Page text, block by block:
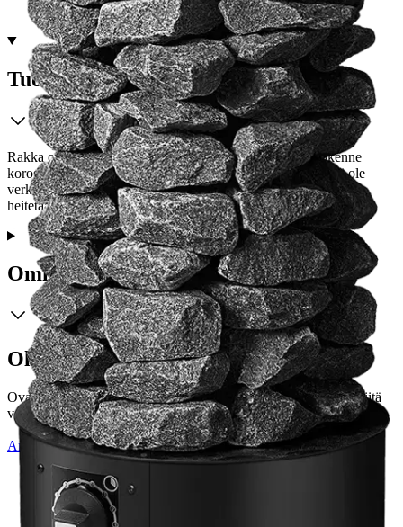
Ei saatavilla
Tuotekuvaus
Rakka on ainutlaatuinen designkiuas, jonka patentoitu rakenne
korostaa kiven luonnollista karheaa kauneutta. Kiukaassa ei ole
verkkoa lainkaan, löylypinta on välittömästi siinä, minne vesi
heitetään.
Ominaisuudet
Oletko tyytyväinen tuotetietoihin?
Ovatko tuotetiedot riittävät? Jos tuotetiedoissa on puutteita tai niitä
voisi muuten parantaa, anna palautetta.
Anna palautetta,Avautuu uuteen välilehteen
Ilmainen palautus 30 päivää.*
Nouto myymälästä ilman toimituskuluja.